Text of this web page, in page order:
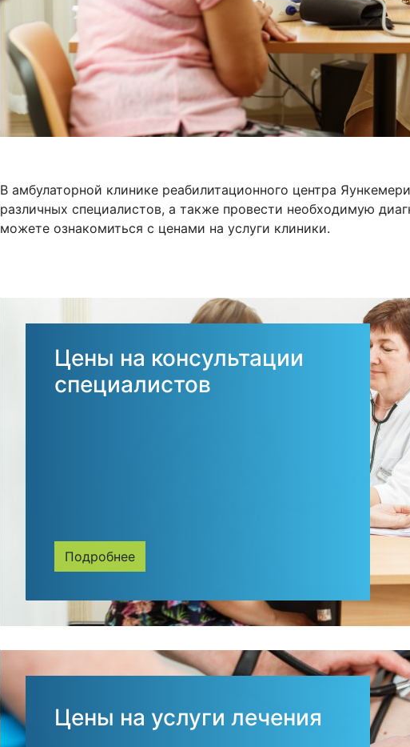
В амбулаторной клинике реабилитационного центра
различных специалистов, а также провести необходимую
можете ознакомиться с ценами на услуги клиники.
Цены на консультации
специалистов
Подробнее
Цены на услуги лечения